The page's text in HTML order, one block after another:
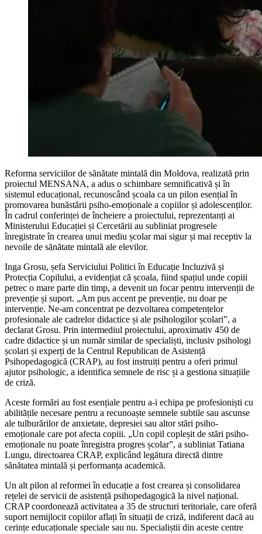
Reforma serviciilor de sănătate mintală din Moldova, realizată prin
proiectul MENSANA, a adus o schimbare semnificativă și în
sistemul educațional, recunoscând școala ca un pilon esențial în
promovarea bunăstării psiho-emoționale a copiilor și adolescenților.
În cadrul conferinței de încheiere a proiectului, reprezentanți ai
Ministerului Educației și Cercetării au subliniat progresele
înregistrate în crearea unui mediu școlar mai sigur și mai receptiv la
nevoile de sănătate mintală ale elevilor.
Inga Grosu, șefa Serviciului Politici în Educație Incluzivă și
Protecția Copilului, a evidențiat că școala, fiind spațiul unde copiii
petrec o mare parte din timp, a devenit un focar pentru intervenții de
prevenție și suport. „Am pus accent pe prevenție, nu doar pe
intervenție. Ne-am concentrat pe dezvoltarea competențelor
profesionale ale cadrelor didactice și ale psihologilor școlari”, a
declarat Grosu. Prin intermediul proiectului, aproximativ 450 de
cadre didactice și un număr similar de specialiști, inclusiv psihologi
școlari și experți de la Centrul Republican de Asistență
Psihopedagogică (CRAP), au fost instruiți pentru a oferi primul
ajutor psihologic, a identifica semnele de risc și a gestiona situațiile
de criză.
Aceste formări au fost esențiale pentru a-i echipa pe profesioniști cu
abilitățile necesare pentru a recunoaște semnele subtile sau ascunse
ale tulburărilor de anxietate, depresiei sau altor stări psiho-
emoționale care pot afecta copiii. „Un copil copleșit de stări psiho-
emoționale nu poate înregistra progres școlar”, a subliniat Tatiana
Lungu, directoarea CRAP, explicând legătura directă dintre
sănătatea mintală și performanța academică.
Un alt pilon al reformei în educație a fost crearea și consolidarea
rețelei de servicii de asistență psihopedagogică la nivel național.
CRAP coordonează activitatea a 35 de structuri teritoriale, care oferă
suport nemijlocit copiilor aflați în situații de criză, indiferent dacă au
cerințe educaționale speciale sau nu. Specialiștii din aceste centre